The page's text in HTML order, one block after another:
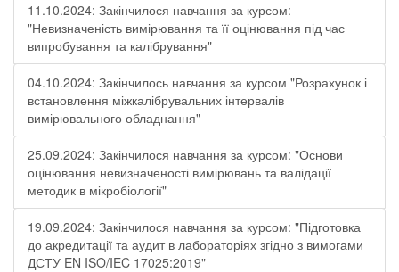
11.10.2024: Закінчилося навчання за курсом:
"Невизначеність вимірювання та її оцінювання під час
випробування та калібрування"
04.10.2024: Закінчилось навчання за курсом "Розрахунок і
встановлення міжкалібрувальних інтервалів
вимірювального обладнання"
25.09.2024: Закінчилося навчання за курсом: "Основи
оцінювання невизначеності вимірювань та валідації
методик в мікробіології"
19.09.2024: Закінчилося навчання за курсом: "Підготовка
до акредитації та аудит в лабораторіях згідно з вимогами
ДСТУ EN ISO/IEC 17025:2019"